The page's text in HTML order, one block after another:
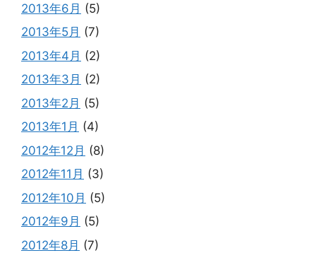
2013年6月 (5)
2013年5月 (7)
2013年4月 (2)
2013年3月 (2)
2013年2月 (5)
2013年1月 (4)
2012年12月 (8)
2012年11月 (3)
2012年10月 (5)
2012年9月 (5)
2012年8月 (7)